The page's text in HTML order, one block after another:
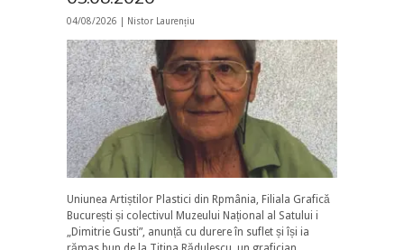
04/08/2026 | Nistor Laurențiu
Uniunea Artiștilor Plastici din Rpmânia, Filiala Grafică
București și colectivul Muzeului Național al Satului i
„Dimitrie Gusti”, anunță cu durere în suflet și își ia